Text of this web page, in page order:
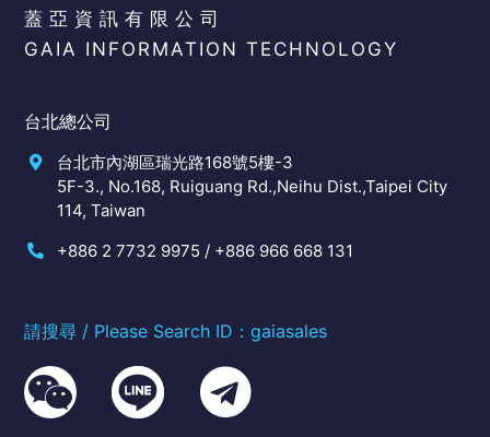
蓋亞資訊有限公司
GAIA INFORMATION TECHNOLOGY
台北總公司
台北市內湖區瑞光路168號5樓-3
5F-3., No.168, Ruiguang Rd.,Neihu Dist.,Taipei City
114, Taiwan
+886 2 7732 9975 / +886 966 668 131
請搜尋 / Please Search ID：gaiasales